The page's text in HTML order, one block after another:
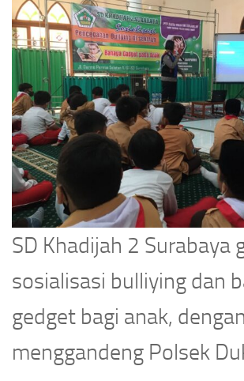
SD Khadijah 2 Surabaya
sosialisasi bulliying dan
gedget bagi anak, dengan
menggandeng Polsek